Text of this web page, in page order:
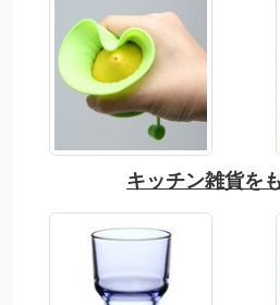
キッチン雑貨を